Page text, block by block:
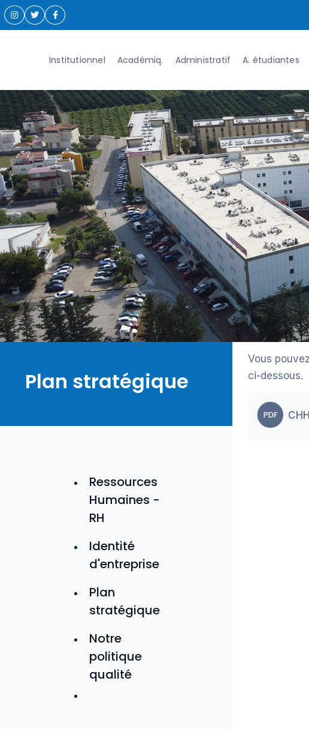
Institutionnel Académiq. Administratif A. étudiantes
Plan stratégique
Ressources
Humaines -
RH
Identité
d'entreprise
Plan
stratégique
Notre
politique
qualité
Vous
ci-dessous.